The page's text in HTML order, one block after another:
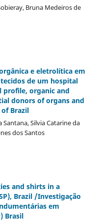
Bruna Medeiros de
e eletrolí­tica em
de um hospital
profile, organic and
donors of organs and
Brazil
Santana, Silvia Catarine da
dos Santos
and shirts in a
Brazil /Investigação
em
Brasil